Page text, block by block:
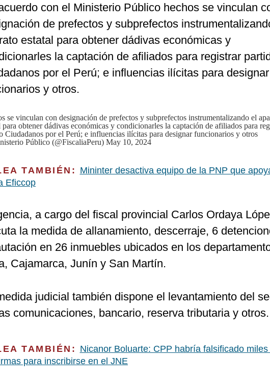
con el Ministerio Público hechos se vinculan
de prefectos y subprefectos
estatal para obtener dádivas económicas y
la captación de afiliados para registrar
por el Perú; e influencias ilícitas para designar
y otros.
se vinculan con designación de prefectos y subprefectos instrumentalizando el
para obtener dádivas económicas y condicionarles la captación de afiliados para
Ciudadanos por el Perú; e influencias ilícitas para designar funcionarios y otros
Público (@FiscaliaPeru) May 10, 2024
TAMBIÉN: Mininter desactiva equipo de la PNP que
Eficcop
a cargo del fiscal provincial Carlos Ordaya
la medida de allanamiento, descerraje, 6
en 26 inmuebles ubicados en los
Cajamarca, Junín y San Martín.
judicial también dispone el levantamiento del
comunicaciones, bancario, reserva tributaria y otros.
TAMBIÉN: Nicanor Boluarte: CPP habría falsificado miles
para inscribirse en el JNE